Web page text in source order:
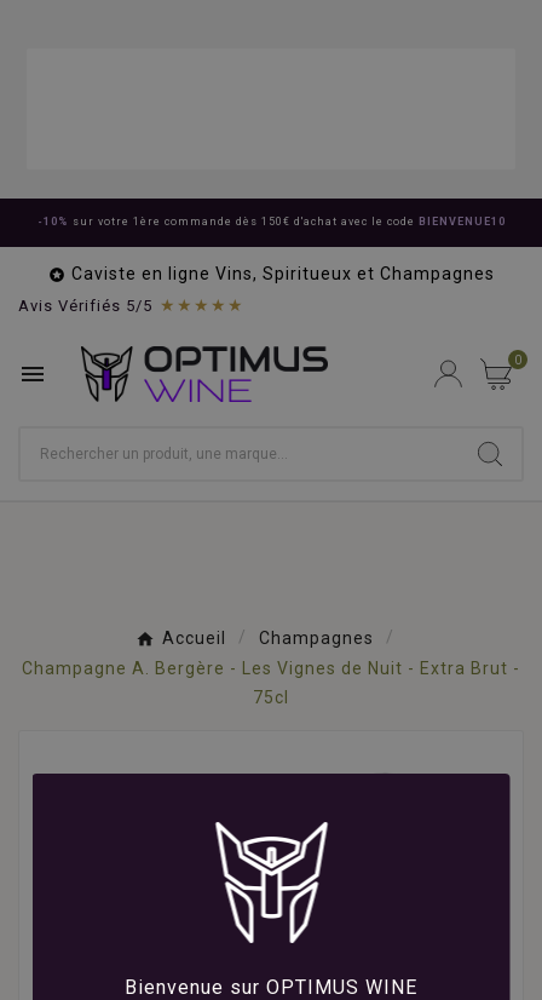
Bienvenue sur OPTIMUS WINE
-10% sur votre 1ère commande dès 150€ d'achat avec le code BIENVENUE10
 Caviste en ligne Vins, Spiritueux et Champagnes
Avis Vérifiés 5/5 ★★★★★
 0
Accueil
Champagnes
Champagne A. Bergère - Les Vignes de Nuit - Extra Brut -
75cl